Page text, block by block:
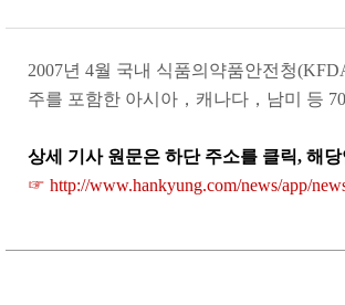
2007년 4월 국내 식품의약품안전청
주를 포함한 아시아，캐나다，남미 등 70
상세 기사 원문은 하단 주소를 클릭, 해
☞ http://www.hankyung.com/news/app/